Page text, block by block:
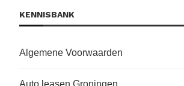
KENNISBANK
Algemene Voorwaarden
Auto leasen Groningen